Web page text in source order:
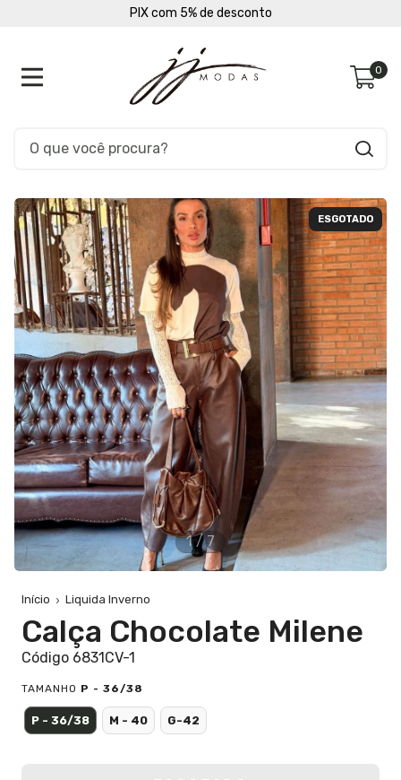
PIX com 5% de desconto
0
ESGOTADO
1/7
Início Liquida Inverno
Calça Chocolate Milene
Código 6831CV-1
TAMANHO P - 36/38
P - 36/38 M - 40 G-42